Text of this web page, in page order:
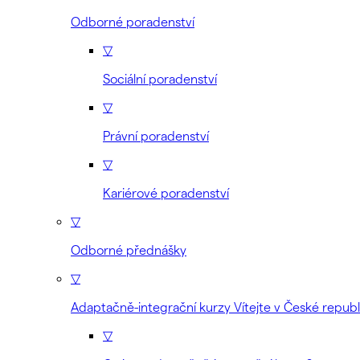
Odborné poradenství
▽
Sociální poradenství
▽
Právní poradenství
▽
Kariérové poradenství
▽
Odborné přednášky
▽
Adaptačně-integrační kurzy Vítejte v České
▽